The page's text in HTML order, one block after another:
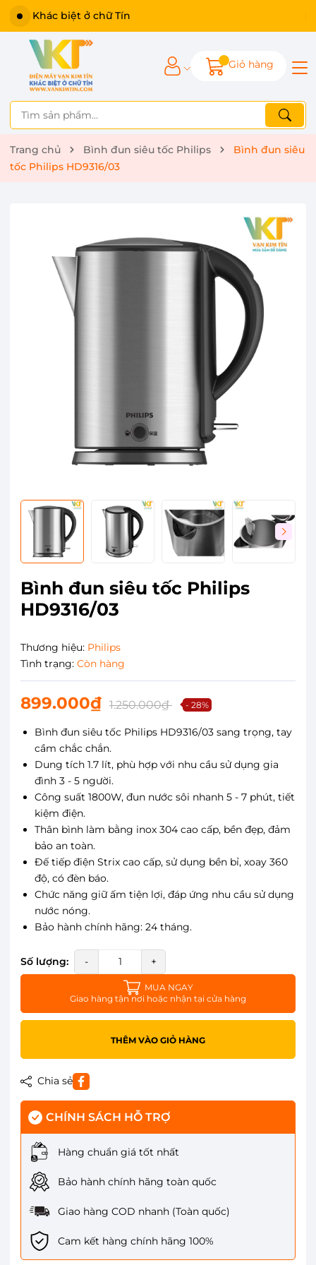
Giỏ hàng
Trang chủ Bình đun siêu tốc Philips
Bình đun siêu
tốc Philips HD9316/03
Bình đun siêu tốc Philips
HD9316/03
Thương hiệu: Philips
Tình trạng: Còn hàng
899.000₫ 1.250.000₫ - 28%
Bình đun siêu tốc Philips HD9316/03 sang trọng, tay
cầm chắc chắn.
Dung tích 1.7 lít, phù hợp với nhu cầu sử dụng gia
đình 3 - 5 người.
Công suất 1800W, đun nước sôi nhanh 5 - 7 phút, tiết
kiệm điện.
Thân bình làm bằng inox 304 cao cấp, bền đẹp, đảm
bảo an toàn.
Đế tiếp điện Strix cao cấp, sử dụng bền bỉ, xoay 360
độ, có đèn báo.
Chức năng giữ ấm tiện lợi, đáp ứng nhu cầu sử dụng
nước nóng.
Bảo hành chính hãng: 24 tháng.
Số lượng: - +
MUA NGAY
Giao hàng tận nơi hoặc nhận tại cửa hàng
THÊM VÀO GIỎ HÀNG
Chia sẻ
CHÍNH SÁCH HỖ TRỢ
Hàng chuẩn giá tốt nhất
Bảo hành chính hãng toàn quốc
Giao hàng COD nhanh (Toàn quốc)
Cam kết hàng chính hãng 100%